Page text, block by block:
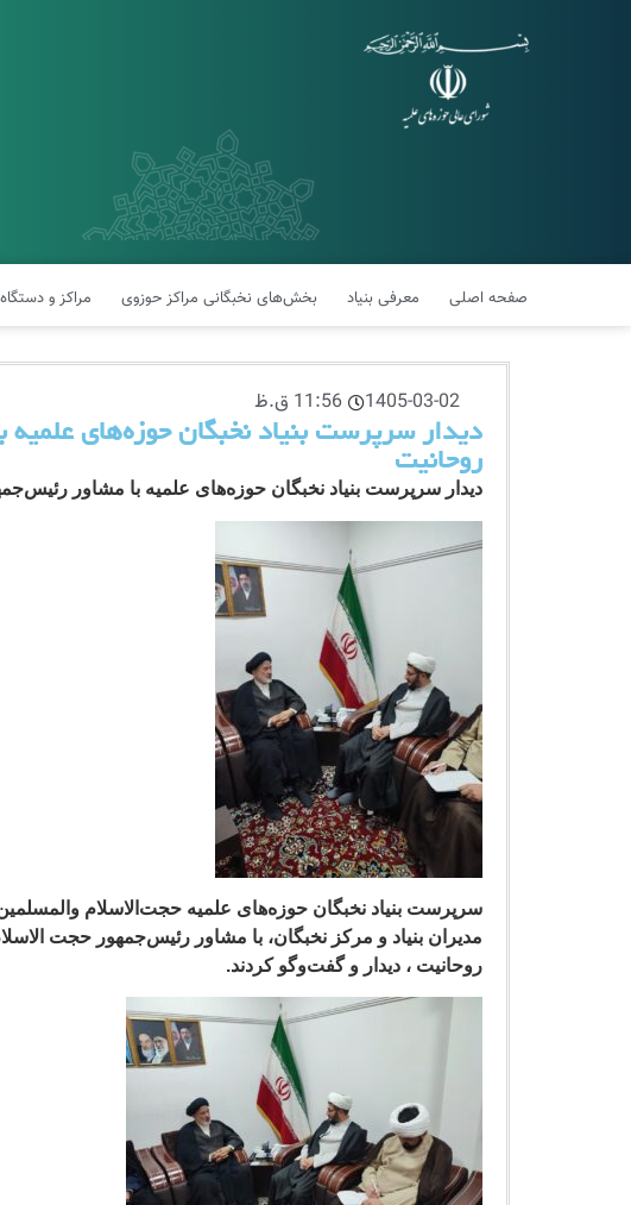
صفحه اصلی معرفی بنیاد بخش‌های نخبگانی مراکز حوزوی مراکز و
1405-03-02 11:56 ق.ظ
دیدار سرپرست بنیاد نخبگان حوزه‌های علمیه
روحانیت
دیدار سرپرست بنیاد نخبگان حوزه‌های علمیه با مشاور
سرپرست بنیاد نخبگان حوزه‌های علمیه حجت‌الاسلام
مدیران بنیاد و مرکز نخبگان، با مشاور رئیس‌جمهور حجت
روحانیت ، دیدار و گفت‌وگو کردند.